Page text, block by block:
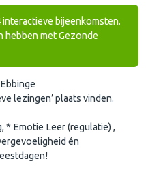
interactieve bijeenkomsten.
hebben met Gezonde
lezingen’ plaats vinden.
* Emotie Leer (regulatie) ,
én